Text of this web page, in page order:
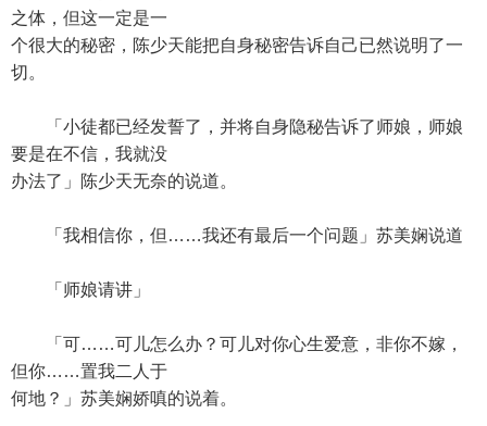
之体，但这一定是一
个很大的秘密，陈少天能把自身秘密告诉自己已然说明了一
切。
「小徒都已经发誓了，并将自身隐秘告诉了师娘，师娘
要是在不信，我就没
办法了」陈少天无奈的说道。
「我相信你，但……我还有最后一个问题」苏美娴说道
「师娘请讲」
「可……可儿怎么办？可儿对你心生爱意，非你不嫁，
但你……置我二人于
何地？」苏美娴娇嗔的说着。